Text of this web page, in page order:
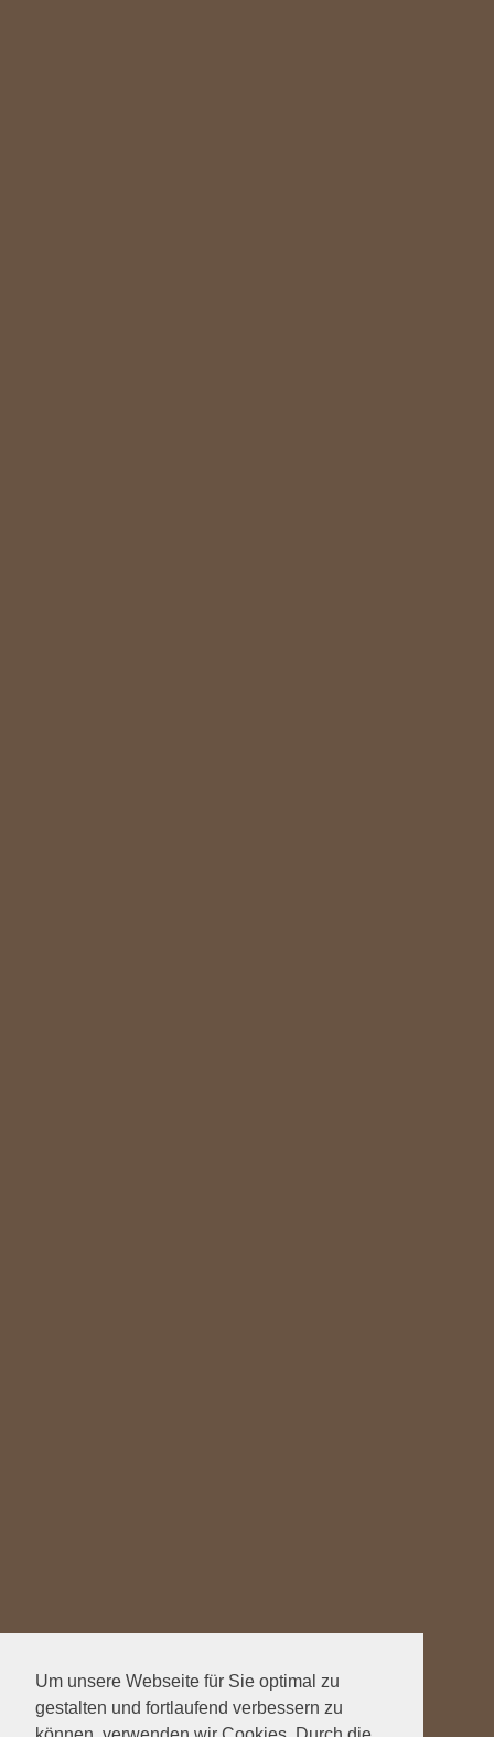
Um unsere Webseite für Sie optimal zu
gestalten und fortlaufend verbessern zu